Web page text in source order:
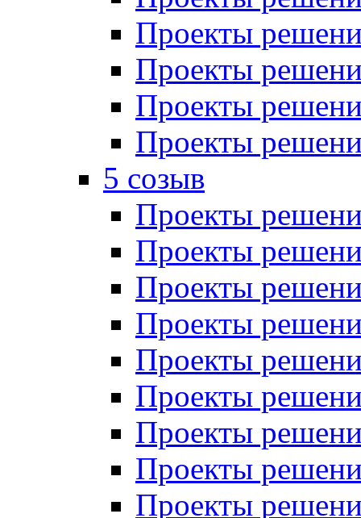
Проекты
Проекты
Проекты
Проекты
5 созыв
Проекты
Проекты
Проекты
Проекты
Проекты
Проекты
Проекты
Проекты
Проекты